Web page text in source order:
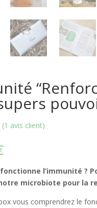
(1 avis client)
l’immunité ?
microbiote pour la
vous comprendrez le